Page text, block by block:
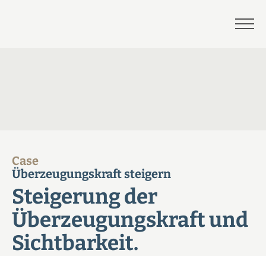
Case
Überzeugungskraft steigern
Steigerung der
Überzeugungskraft und
Sichtbarkeit.